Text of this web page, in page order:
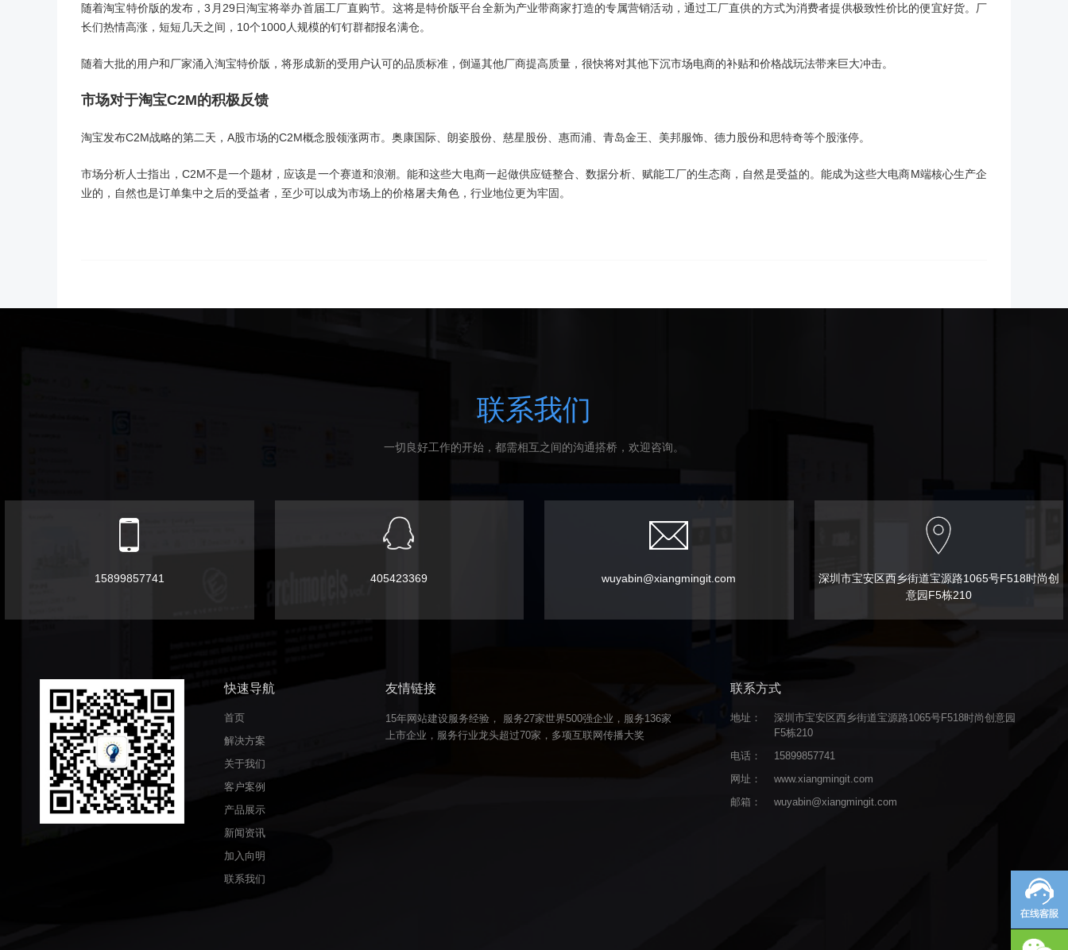
随着淘宝特价版的发布，3月29日淘宝将举办首届工厂直购节。这将是特价版平台全新为产业带商家打造的专属营销活动，通过工厂直供的方式为消费者提供极致性价比的便宜好货。厂
长们热情高涨，短短几天之间，10个1000人规模的钉钉群都报名满仓。
随着大批的用户和厂家涌入淘宝特价版，将形成新的受用户认可的品质标准，倒逼其他厂商提高质量，很快将对其他下沉市场电商的补贴和价格战玩法带来巨大冲击。
市场对于淘宝C2M的积极反馈
淘宝发布C2M战略的第二天，A股市场的C2M概念股领涨两市。奥康国际、朗姿股份、慈星股份、惠而浦、青岛金王、美邦服饰、德力股份和思特奇等个股涨停。
市场分析人士指出，C2M不是一个题材，应该是一个赛道和浪潮。能和这些大电商一起做供应链整合、数据分析、赋能工厂的生态商，自然是受益的。能成为这些大电商M端核心生产企
业的，自然也是订单集中之后的受益者，至少可以成为市场上的价格屠夫角色，行业地位更为牢固。
联系我们
一切良好工作的开始，都需相互之间的沟通搭桥，欢迎咨询。
15899857741 405423369 wuyabin@xiangmingit.com
深圳市宝安区西乡街道宝源路1065号F518时尚创
意园F5栋210
快速导航
首页
解决方案
关于我们
客户案例
产品展示
新闻资讯
加入向明
联系我们
友情链接
15年网站建设服务经验， 服务27家世界500强企业，服务136家
上市企业，服务行业龙头超过70家，多项互联网传播大奖
联系方式
地址：
深圳市宝安区西乡街道宝源路1065号F518时尚创意园
F5栋210
电话：
15899857741
网址：
www.xiangmingit.com
邮箱：
wuyabin@xiangmingit.com